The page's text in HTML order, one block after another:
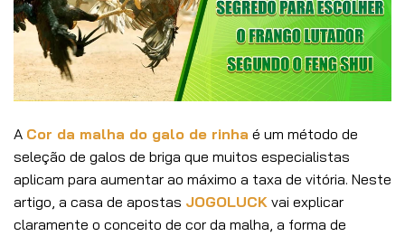
A Cor da malha do galo de rinha é um método de
seleção de galos de briga que muitos especialistas
aplicam para aumentar ao máximo a taxa de vitória. Neste
artigo, a casa de apostas JOGOLUCK vai explicar
claramente o conceito de cor da malha, a forma de